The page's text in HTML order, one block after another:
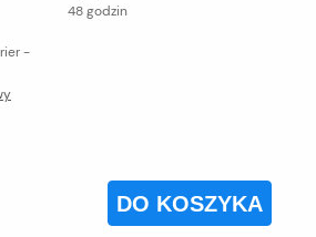
48 godzin
-
kosztów płatności
DO KOSZYKA